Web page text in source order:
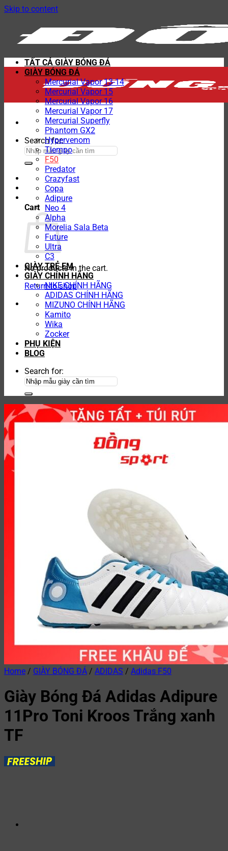
Skip to content
Search for:
Cart
No products in the cart.
Return to shop
TẤT CẢ GIÀY BÓNG ĐÁ
GIÀY BÓNG ĐÁ
Mercurial Vapor 13-14
Mercurial Vapor 15
Mercurial Vapor 16
Mercurial Vapor 17
Mercurial Superfly
Phantom GX2
Hypervenom
Tiempo
F50
Predator
Crazyfast
Copa
Adipure
Neo 4
Alpha
Morelia Sala Beta
Future
Ultra
C3
GIÀY TRẺ EM
GIÀY CHÍNH HÃNG
NIKE CHÍNH HÃNG
ADIDAS CHÍNH HÃNG
MIZUNO CHÍNH HÃNG
Kamito
Wika
Zocker
PHỤ KIỆN
BLOG
Search for:
Home / GIÀY BÓNG ĐÁ / ADIDAS / Adidas F50
Giày Bóng Đá Adidas Adipure
11Pro Toni Kroos Trắng xanh
TF